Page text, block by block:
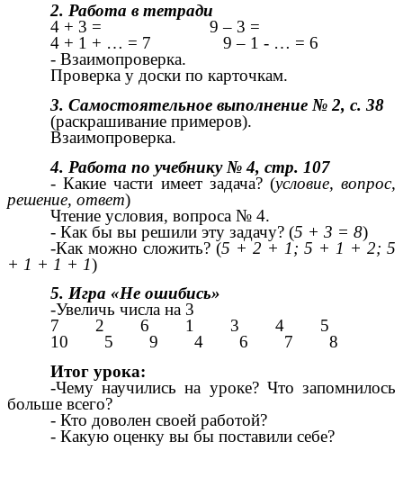
2. Работа в тетради
4 + 3 = 9 – 3 =
4 + 1 + … = 7 9 – 1 - … = 6
- Взаимопроверка.
Проверка у доски по карточкам.
3. Самостоятельное выполнение № 2, с. 38
(раскрашивание примеров).
Взаимопроверка.
4. Работа по учебнику № 4, стр. 107
- Какие части имеет задача? (условие, вопрос,
решение, ответ)
Чтение условия, вопроса № 4.
- Как бы вы решили эту задачу? (5 + 3 = 8)
-Как можно сложить? (5 + 2 + 1; 5 + 1 + 2; 5
+ 1 + 1 + 1)
5. Игра «Не ошибись»
-Увеличь числа на 3
7 2 6 1 3 4 5
10 5 9 4 6 7 8
Итог урока:
-Чему научились на уроке? Что запомнилось
больше всего?
- Кто доволен своей работой?
- Какую оценку вы бы поставили себе?